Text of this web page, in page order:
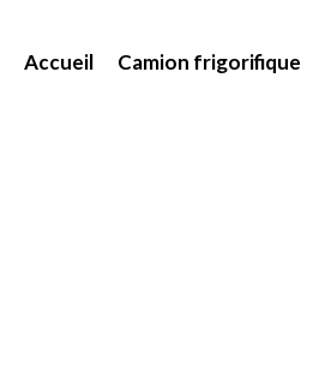
Accueil Camion frigorifique